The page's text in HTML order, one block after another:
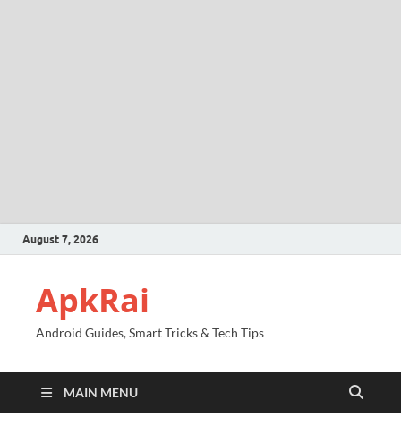
August 7, 2026
ApkRai
Android Guides, Smart Tricks & Tech Tips
MAIN MENU